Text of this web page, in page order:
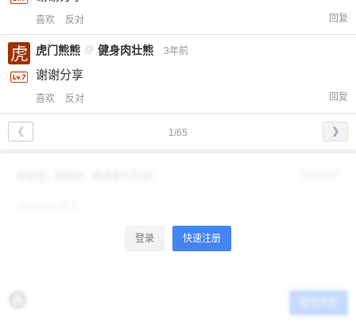
喜欢 反对 回复
虎门熊熊 @ 健身肉壮熊 3年前
谢谢分享
喜欢 反对 回复
1/65
❮ ❯
登录 快速注册